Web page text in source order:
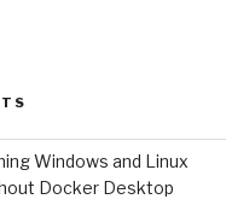
Windows and Linux
Docker Desktop